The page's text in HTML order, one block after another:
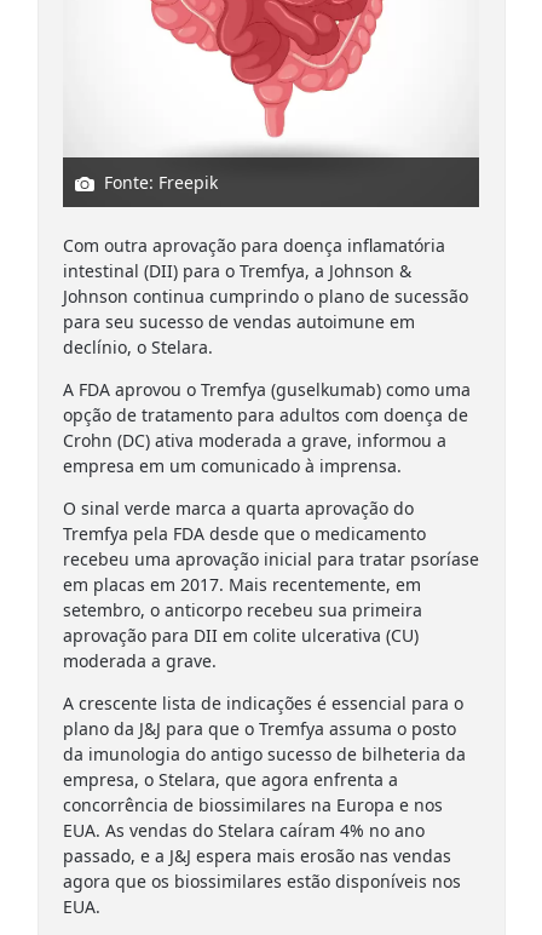
Fonte: Freepik
Com outra aprovação para doença inflamatória
intestinal (DII) para o Tremfya, a Johnson &
Johnson continua cumprindo o plano de sucessão
para seu sucesso de vendas autoimune em
declínio, o Stelara.
A FDA aprovou o Tremfya (guselkumab) como uma
opção de tratamento para adultos com doença de
Crohn (DC) ativa moderada a grave, informou a
empresa em um comunicado à imprensa.
O sinal verde marca a quarta aprovação do
Tremfya pela FDA desde que o medicamento
recebeu uma aprovação inicial para tratar psoríase
em placas em 2017. Mais recentemente, em
setembro, o anticorpo recebeu sua primeira
aprovação para DII em colite ulcerativa (CU)
moderada a grave.
A crescente lista de indicações é essencial para o
plano da J&J para que o Tremfya assuma o posto
da imunologia do antigo sucesso de bilheteria da
empresa, o Stelara, que agora enfrenta a
concorrência de biossimilares na Europa e nos
EUA. As vendas do Stelara caíram 4% no ano
passado, e a J&J espera mais erosão nas vendas
agora que os biossimilares estão disponíveis nos
EUA.